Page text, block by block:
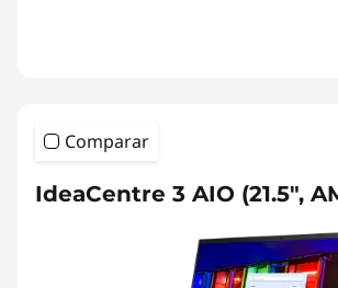
Comparar
IdeaCentre 3 AIO (21.5",